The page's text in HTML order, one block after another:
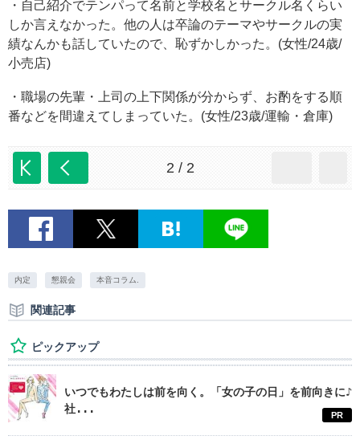
・自己紹介でテンパって名前と学校名とサークル名くらい
しか言えなかった。他の人は卒論のテーマやサークルの実
績なんかも話していたので、恥ずかしかった。(女性/24歳/
小売店)
・職場の先輩・上司の上下関係が分からず、お酌をする順
番などを間違えてしまっていた。(女性/23歳/運輸・倉庫)
2 / 2
内定 懇親会 本音コラム.
関連記事
ピックアップ
いつでもわたしは前を向く。「女の子の日」を前向きに♪
社...
PR